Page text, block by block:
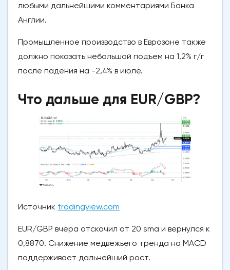
любыми дальнейшими комментариями Банка
Англии.
Промышленное производство в Еврозоне также
должно показать небольшой подъем на 1,2% г/г
после падения на -2,4% в июле.
Что дальше для EUR/GBP?
Источник tradingview.com
EUR/GBP вчера отскочил от 20 sma и вернулся к
0,8870. Снижение медвежьего тренда на MACD
поддерживает дальнейший рост.